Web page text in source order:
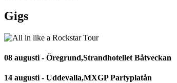
Gigs
08 augusti - Öregrund,Strandhotellet Båtveckan
14 augusti - Uddevalla,MXGP Partyplatån